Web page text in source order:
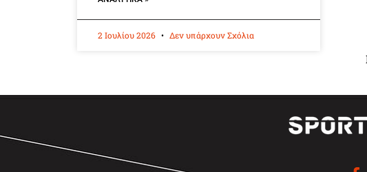
2 Ιουλίου 2026 Δεν υπάρχουν Σχόλια